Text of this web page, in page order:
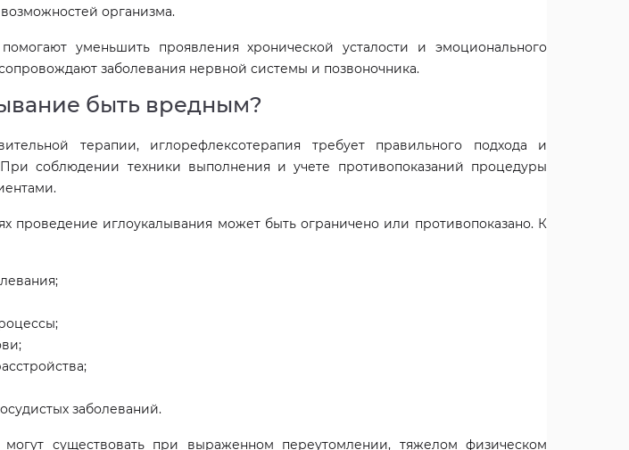
организма.
уменьшить проявления хронической усталости и эмоционального
заболевания нервной системы и позвоночника.
быть вредным?
терапии, иглорефлексотерапия требует правильного подхода и
При соблюдении техники выполнения и учете противопоказаний процедуры
проведение иглоукалывания может быть ограничено или противопоказано. К
заболеваний.
существовать при выраженном переутомлении, тяжелом физическом